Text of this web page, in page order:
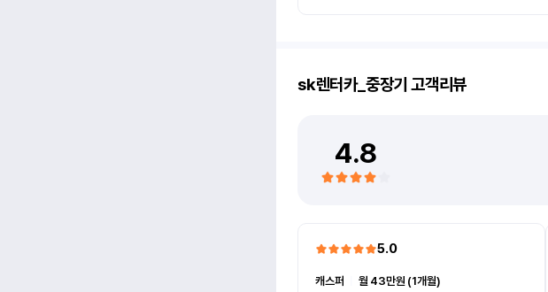
sk렌터카_중장기 고객리뷰
4.8
5.0
캐스퍼
월 43만원 (1개월)